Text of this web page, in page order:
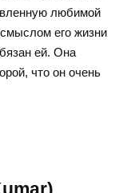
любимой
его жизни
ей. Она
что он очень